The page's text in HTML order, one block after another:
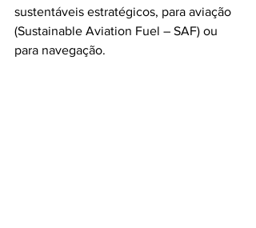
sustentáveis estratégicos, para aviação
(Sustainable Aviation Fuel – SAF) ou
para navegação.